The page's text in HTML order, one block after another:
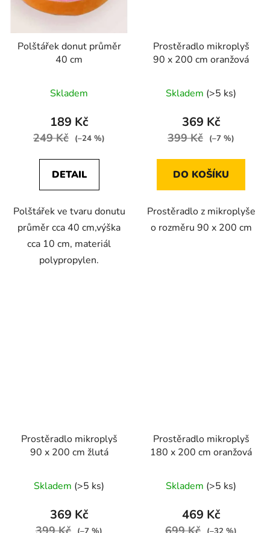
Polštářek donut průměr
40 cm
Skladem
189 Kč
249 Kč (–24 %)
DETAIL
Polštářek ve tvaru donutu
průměr cca 40 cm,výška
cca 10 cm, materiál
polypropylen.
Prostěradlo mikroplyš
90 x 200 cm oranžová
Skladem (>5 ks)
369 Kč
399 Kč (–7 %)
DO KOŠÍKU
Prostěradlo z mikroplyše
o rozměru 90 x 200 cm
Prostěradlo mikroplyš
90 x 200 cm žlutá
Skladem (>5 ks)
369 Kč
Prostěradlo mikroplyš
180 x 200 cm oranžová
Skladem (>5 ks)
469 Kč